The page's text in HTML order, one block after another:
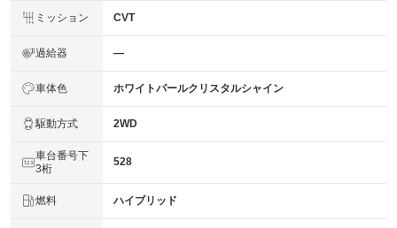
ミッション CVT
過給器 ―
車体色 ホワイトパールクリスタルシャイン
駆動方式 2WD
車台番号下
3桁
528
燃料 ハイブリッド